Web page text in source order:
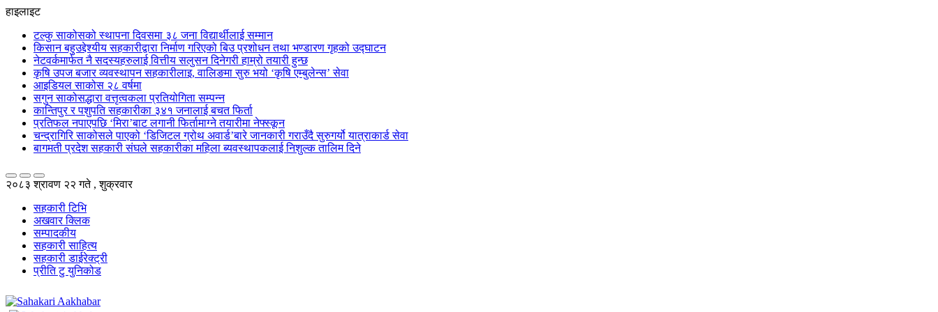
हाइलाइट
टल्कु साकोसको स्थापना दिवसमा ३८ जना विद्यार्थीलाई सम्मान
किसान बहुउद्देश्यीय सहकारीद्वारा निर्माण गरिएको बिउ प्रशोधन तथा भण्डारण गृहको उद्घाटन
नेटवर्कमार्फत नै सदस्यहरुलाई वित्तीय सलुसन दिनेगरी हाम्रो तयारी हुन्छ
कृषि उपज बजार व्यवस्थापन सहकारीलाइ, वालिङमा सुरु भयो ‘कृषि एम्बुलेन्स’ सेवा
आइडियल साकोस २८ वर्षमा
सगुन साकोसद्धारा वत्तृत्वकला प्रतियोगिता सम्पन्न
कान्तिपुर र पशुपति सहकारीका ३४१ जनालाई बचत फिर्ता
प्रतिफल नपाएपछि ‘मिरा’बाट लगानी फिर्तामाग्ने तयारीमा नेफ्स्कून
चन्द्रागिरि साकोसले पाएको ‘डिजिटल ग्रोथ अवार्ड’बारे जानकारी गराउँदै सुरुगर्यो यात्राकार्ड सेवा
बागमती प्रदेश सहकारी संघले सहकारीका महिला ब्यवस्थापकलाई निशुल्क तालिम दिने
२०८३ श्रावण २२ गते , शुक्रवार
सहकारी टिभि
अखवार क्लिक
सम्पादकीय
सहकारी साहित्य
सहकारी डाईरेक्ट्री
प्रीति टु युनिकोड